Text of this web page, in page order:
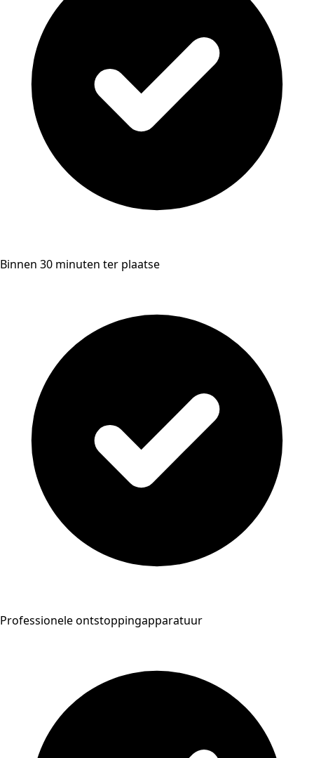
Binnen 30 minuten ter plaatse
Professionele ontstoppingapparatuur